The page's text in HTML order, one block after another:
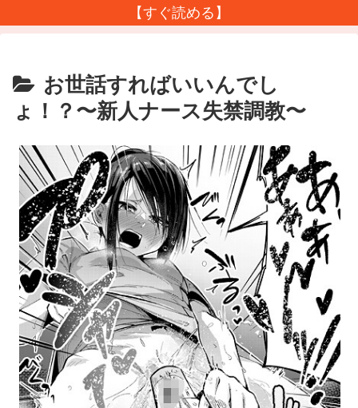
【すぐ読める】
お世話すればいいんでし
ょ！？〜新人ナース失禁調教〜